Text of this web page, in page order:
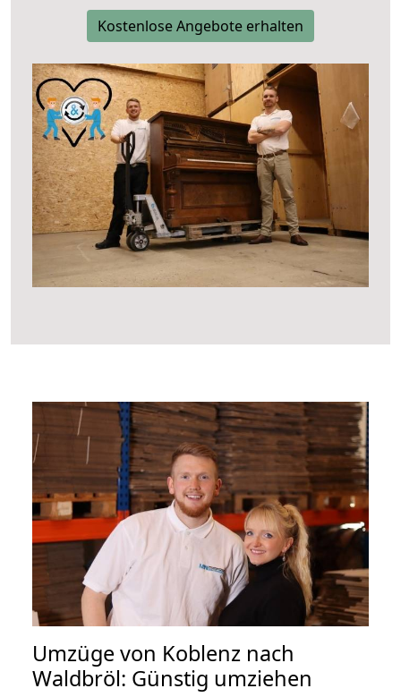
Kostenlose Angebote erhalten
Umzüge von Koblenz nach
Waldbröl: Günstig umziehen